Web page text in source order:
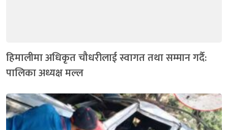
हिमालीमा अधिकृत चौधरीलाई स्वागत तथा सम्मान गर्दै:
पालिका अध्यक्ष मल्ल